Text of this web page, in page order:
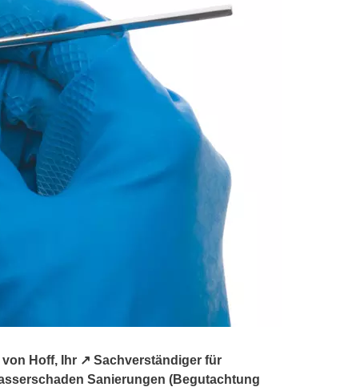
Hoff, Ihr ↗️ Sachverständiger für
Sanierungen (Begutachtung